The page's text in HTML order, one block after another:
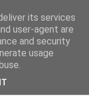
its services
user-agent are
and security
usage